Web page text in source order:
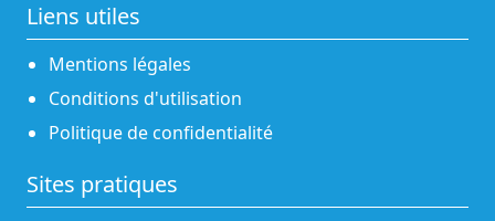
Liens utiles
Mentions légales
Conditions d'utilisation
Politique de confidentialité
Sites pratiques